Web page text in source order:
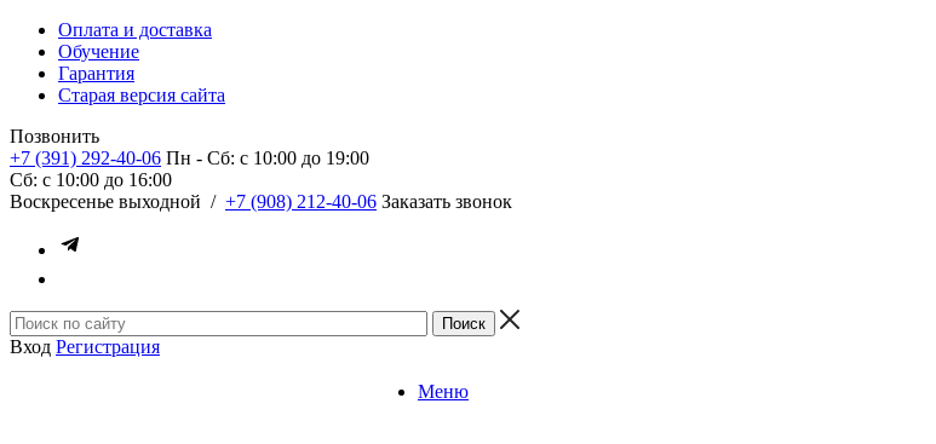
Оплата и доставка
Обучение
Гарантия
Старая версия сайта
Позвонить
+7 (391) 292-40-06 Пн - Сб: c 10:00 до 19:00
Сб: c 10:00 до 16:00
​Воскресенье выходной / +7 (908) 212-40-06 Заказать звонок
Вход Регистрация
Меню